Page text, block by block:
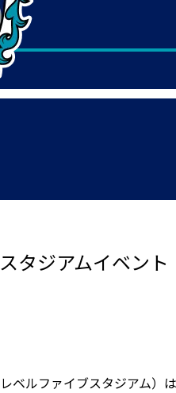
タジアムイベント
ベルファイブスタジアム）